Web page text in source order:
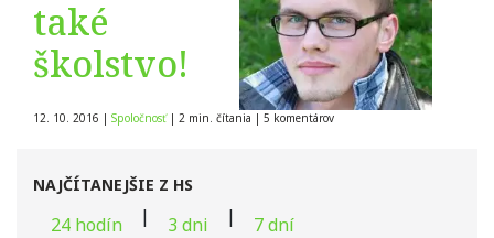
také
školstvo!
12. 10. 2016 | Spoločnosť | 2 min. čítania | 5 komentárov
NAJČÍTANEJŠIE Z HS
24 hodín | 3 dni | 7 dní